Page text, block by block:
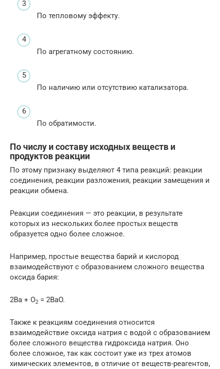
По тепловому эффекту.
По агрегатному состоянию.
По наличию или отсутствию катализатора.
По обратимости.
По числу и составу исходных веществ и
продуктов реакции
По этому признаку выделяют 4 типа реакций: реакции
соединения, реакции разложения, реакции замещения и
реакции обмена.
Реакции соединения — это реакции, в результате
которых из нескольких более простых веществ
образуется одно более сложное.
Например, простые вещества барий и кислород
взаимодействуют с образованием сложного вещества
оксида бария:
2Ba + O2 = 2BaO.
Также к реакциям соединения относится
взаимодействие оксида натрия с водой с образованием
более сложного вещества гидроксида натрия. Оно
более сложное, так как состоит уже из трех атомов
химических элементов, в отличие от веществ-реагентов,